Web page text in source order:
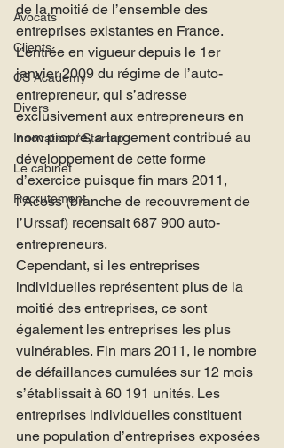
Avocats
Clients
CS Academy
Divers
Innovation / Startup
Le cabinet
Recrutement
de la moitié de l’ensemble des
entreprises existantes en France.
L’entrée en vigueur depuis le 1er
janvier 2009 du régime de l’auto-
entrepreneur, qui s’adresse
exclusivement aux entrepreneurs en
nom propre, a largement contribué au
développement de cette forme
d’exercice puisque fin mars 2011,
l’Acoss (branche de recouvrement de
l’Urssaf) recensait 687 900 auto-
entrepreneurs.
Cependant, si les entreprises
individuelles représentent plus de la
moitié des entreprises, ce sont
également les entreprises les plus
vulnérables. Fin mars 2011, le nombre
de défaillances cumulées sur 12 mois
s’établissait à 60 191 unités. Les
entreprises individuelles constituent
une population d’entreprises exposées